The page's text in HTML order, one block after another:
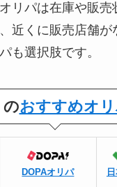
リパは在庫や販売
近くに販売店舗が
も選択肢です。
のおすすめオ
DOPAオリパ